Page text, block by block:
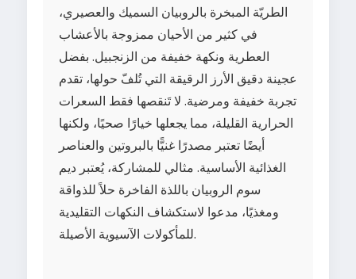
الطريّة المبخرة بالروبيان السميك والعصيري،
في كثير من الأحيان ممزوجة بالأعشاب
العطرية ونكهة خفيفة من الزنجبيل. بفضل
عجينة دقيق الأرز الرقيقة التي تُلفّ حولها، تقدم
تجربة خفيفة ومرضية. لا تَنقصها فقط السعرات
الحرارية القليلة، مما يجعلها خيارًا صحيًا، ولكنها
أيضًا تعتبر مصدرًا غنيًّا بالبروتين والعناصر
الغذائية الأساسية. مثالي للمشاركة، يُعتبر ديم
سوم الروبيان باللذة الفاخرة حلاً للذواقة
ومغذيًا، مدعوا لاستكشاف النكهات التقليدية
للمأكولات الآسيوية الأصيلة.